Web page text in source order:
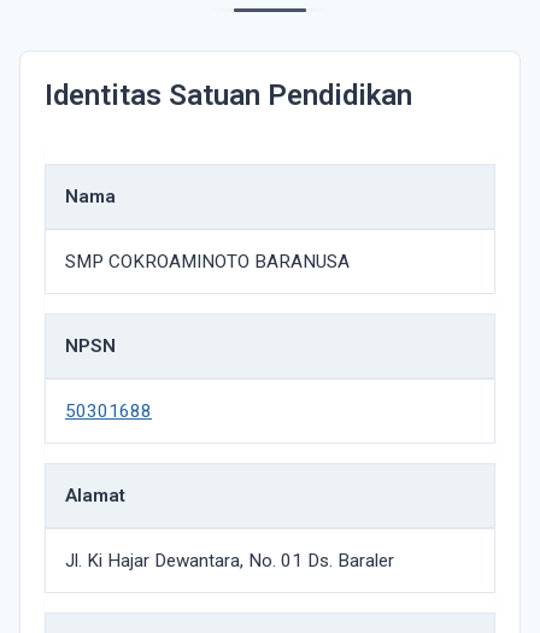
Identitas Satuan Pendidikan
Nama
SMP COKROAMINOTO BARANUSA
NPSN
50301688
Alamat
Jl. Ki Hajar Dewantara, No. 01 Ds. Baraler